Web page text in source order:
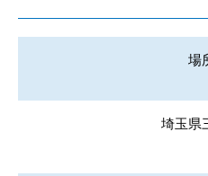
場
埼玉県